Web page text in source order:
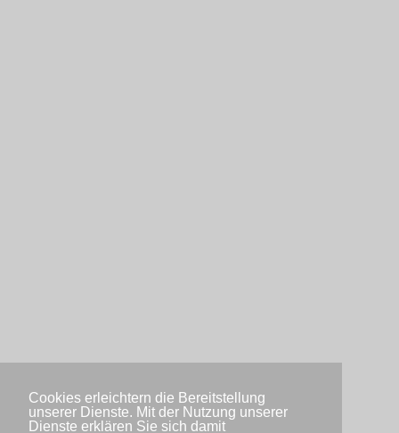
Cookies erleichtern die Bereitstellung
unserer Dienste. Mit der Nutzung unserer
Dienste erklären Sie sich damit